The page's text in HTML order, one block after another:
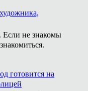
Если не знакомы
готовится на